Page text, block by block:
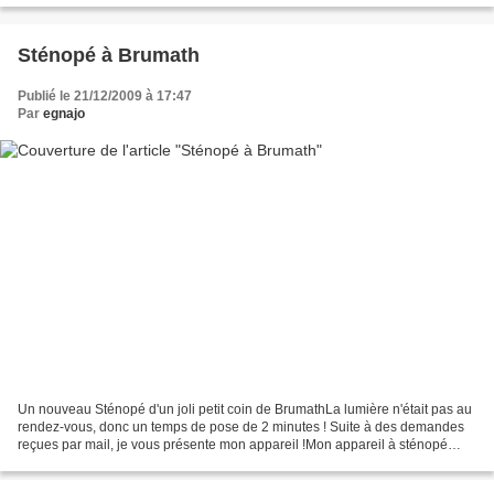
Sténopé à Brumath
Publié le 21/12/2009 à 17:47
Par egnajo
Un nouveau Sténopé d'un joli petit coin de BrumathLa lumière n'était pas au
rendez-vous, donc un temps de pose de 2 minutes ! Suite à des demandes
reçues par mail, je vous présente mon appareil !Mon appareil à sténopé